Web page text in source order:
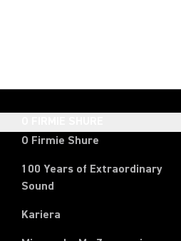
O Firmie Shure
100 Years of Extraordinary
Sound
Kariera